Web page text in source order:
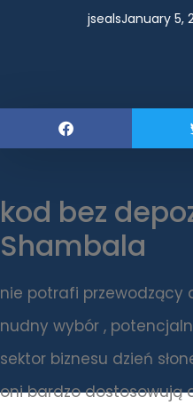
jsealsJanuary 5,
kod bez
Shambala
nie potrafi
nudny wybór ,
sektor biznesu dzień
oni bardzo